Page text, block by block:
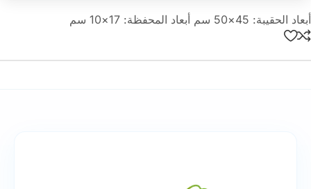
أبعاد الحقيبة: 45×50 سم أبعاد المحفظة: 17×10 سم